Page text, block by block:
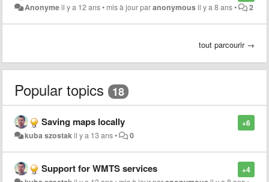
Anonymeil y a 12 ans• mis à jour paranonymousil y a 8 ans• 2
tout parcourir →
Popular topics 18
+6
Saving maps locally
kuba szostakil y a 13 ans• 0
+4
Support for WMTS services